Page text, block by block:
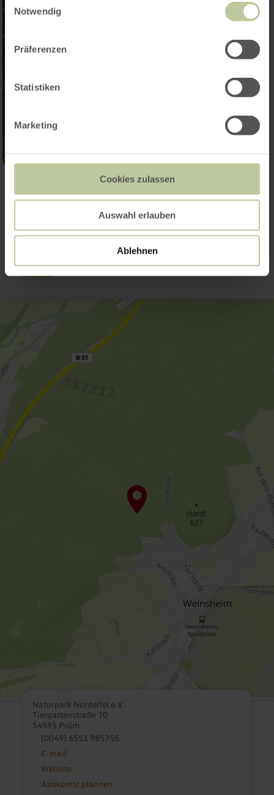
Notwendig
Präferenzen
Statistiken
Marketing
Cookies zulassen
Auswahl erlauben
Ablehnen
Galerij openen
Contact
Naturpark Nordeifel e.V.
Tiergartenstraße 70
54595 Prüm
(0049) 6551 985755
E-mail
Website
Aankomst plannen